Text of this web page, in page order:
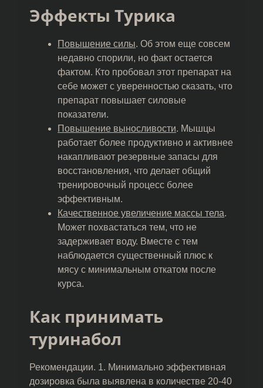
Эффекты Турика
Повышение силы. Об этом еще совсем
недавно спорили, но факт остается
фактом. Кто пробовал этот препарат на
себе может с уверенностью сказать, что
препарат повышает силовые
показатели.
Повышение выносливости. Мышцы
работает более продуктивно и активнее
накапливают резервные запасы для
восстановления, что делает общий
тренировочный процесс более
эффективным.
Качественное увеличение массы тела.
Может похвастаться тем, что не
задерживает воду. Вместе с тем
наблюдается существенный плюс к
мясу с минимальным откатом после
курса.
Как принимать
туринабол
Рекомендации. 1. Минимально эффективная
дозировка была выявлена в количестве 20-40